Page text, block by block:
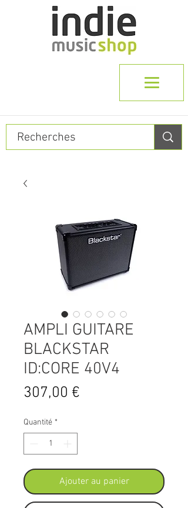
AMPLI GUITARE
BLACKSTAR
ID:CORE 40V4
307,00 €
Quantité *
Ajouter au panier